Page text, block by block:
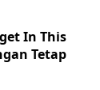
In This
Tetap